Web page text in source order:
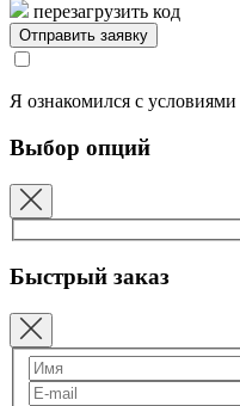
перезагрузить код
Я ознакомился с условиями
Выбор опций
Быстрый заказ